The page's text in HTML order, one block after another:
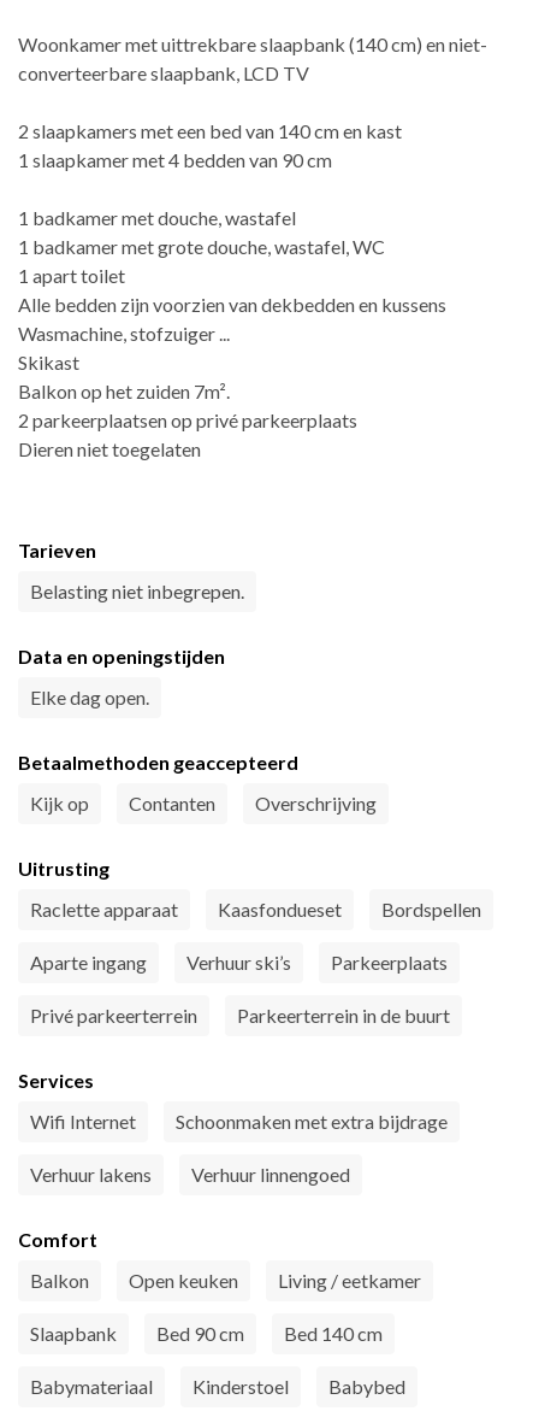
Woonkamer met uittrekbare slaapbank (140 cm) en niet-
converteerbare slaapbank, LCD TV
2 slaapkamers met een bed van 140 cm en kast
1 slaapkamer met 4 bedden van 90 cm
1 badkamer met douche, wastafel
1 badkamer met grote douche, wastafel, WC
1 apart toilet
Alle bedden zijn voorzien van dekbedden en kussens
Wasmachine, stofzuiger ...
Skikast
Balkon op het zuiden 7m².
2 parkeerplaatsen op privé parkeerplaats
Dieren niet toegelaten
Tarieven
Belasting niet inbegrepen.
Data en openingstijden
Elke dag open.
Betaalmethoden geaccepteerd
Kijk op
Contanten Overschrijving
Uitrusting
Raclette apparaat
Kaasfondueset Bordspellen
Aparte ingang Verhuur ski’s Parkeerplaats
Privé parkeerterrein Parkeerterrein in de buurt
Services
Wifi Internet
Schoonmaken met extra bijdrage
Verhuur lakens Verhuur linnengoed
Comfort
Balkon
Open keuken Living / eetkamer
Slaapbank Bed 90 cm Bed 140 cm
Babymateriaal Kinderstoel Babybed